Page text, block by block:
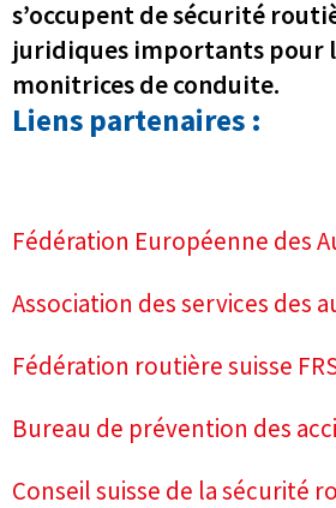
s’occupent de sécurité
juridiques importants pour
monitrices de conduite.
Liens partenaires :
Fédération Européenne des
Association des services des
Fédération routière suisse
Bureau de prévention des
Conseil suisse de la sécurité